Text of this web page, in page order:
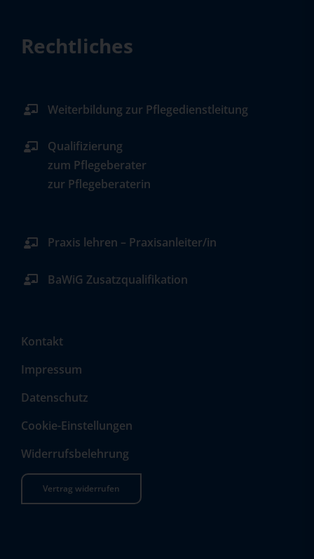
Rechtliches
Weiterbildung zur Pflegedienstleitung
Qualifizierung
zum Pflegeberater
zur Pflegeberaterin
Praxis lehren – Praxisanleiter/in
BaWiG Zusatzqualifikation
Kontakt
Impressum
Datenschutz
Cookie-Einstellungen
Widerrufsbelehrung
Vertrag widerrufen